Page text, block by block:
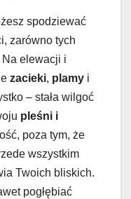
spodziewać
zarówno tych
elewacji i
zacieki, plamy i
– stała wilgoć
pleśni i
poza tym, że
wszystkim
Twoich bliskich.
pogłębiać